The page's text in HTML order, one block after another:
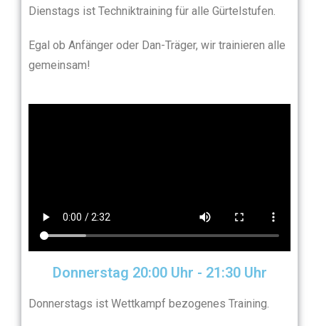
Dienstags ist Techniktraining für alle Gürtelstufen.
Egal ob Anfänger oder Dan-Träger, wir trainieren alle
gemeinsam!
Donnerstag 20:00 Uhr - 21:30 Uhr​
Donnerstags ist Wettkampf bezogenes Training.